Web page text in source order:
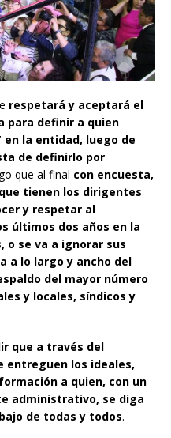
respetará y aceptará el
para definir a quien
la entidad, luego de
de definirlo por
que al final con encuesta,
tienen los dirigentes
y respetar al
últimos dos años en la
o se va a ignorar sus
a lo largo y ancho del
del mayor número
y locales, síndicos y
que a través del
entreguen los ideales,
a quien, con un
administrativo, se diga
de todas y todos.